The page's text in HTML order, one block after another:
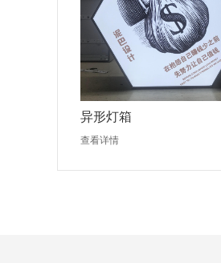
异形灯箱
查看详情